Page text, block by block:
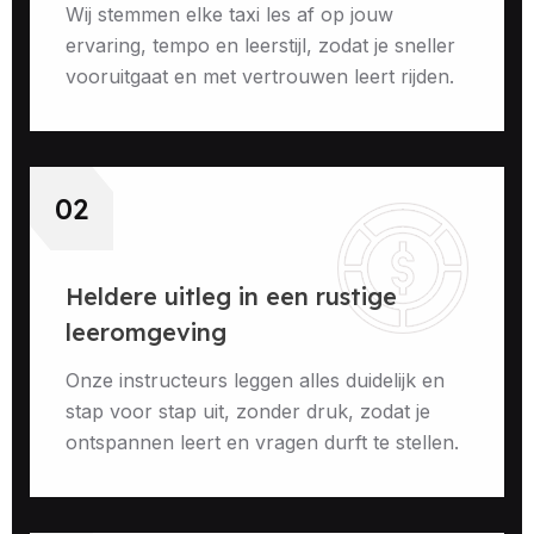
Wij stemmen elke taxi les af op jouw
ervaring, tempo en leerstijl, zodat je sneller
vooruitgaat en met vertrouwen leert rijden.
02
Heldere uitleg in een rustige
leeromgeving
Onze instructeurs leggen alles duidelijk en
stap voor stap uit, zonder druk, zodat je
ontspannen leert en vragen durft te stellen.